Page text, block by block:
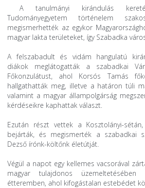
A tanulmányi kirándulás
Tudományegyetem történelem
megismerhették az egykor
magyar lakta területeket, így Szabadka
A felszabadult és vidám hangulatú
diákok meglátogatták a szabadkai
Főkonzulátust, ahol Korsós Tamás
hallgathatták meg, illetve a határon túli
valamint a magyar állampolgárság
kérdéseikre kaphattak választ.
Ezután részt vettek a Kosztolányi-
bejárták, és megismerték a szabadkai
Dezső írónk-költőnk életútját.
Végül a napot egy kellemes vacsorával
magyar tulajdonos
étteremben, ahol kifogástalan estebédet